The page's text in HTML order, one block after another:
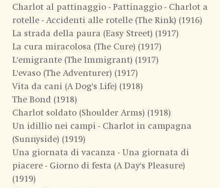
Charlot al pattinaggio - Pattinaggio - Charlot a
rotelle - Accidenti alle rotelle (The Rink) (1916)
La strada della paura (Easy Street) (1917)
La cura miracolosa (The Cure) (1917)
L'emigrante (The Immigrant) (1917)
L'evaso (The Adventurer) (1917)
Vita da cani (A Dog's Life) (1918)
The Bond (1918)
Charlot soldato (Shoulder Arms) (1918)
Un idillio nei campi - Charlot in campagna
(Sunnyside) (1919)
Una giornata di vacanza - Una giornata di
piacere - Giorno di festa (A Day's Pleasure)
(1919)